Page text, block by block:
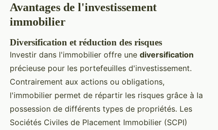
Avantages de l'investissement
immobilier
Diversification et réduction des risques
Investir dans l'immobilier offre une diversification
précieuse pour les portefeuilles d'investissement.
Contrairement aux actions ou obligations,
l'immobilier permet de répartir les risques grâce à la
possession de différents types de propriétés. Les
Sociétés Civiles de Placement Immobilier (SCPI)